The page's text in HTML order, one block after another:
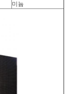
미늄